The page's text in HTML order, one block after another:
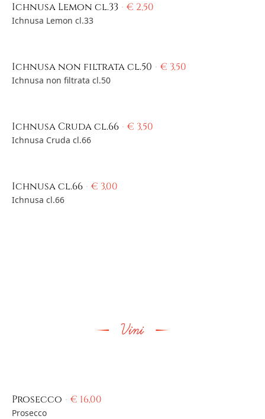
Ichnusa Lemon cl.33 € 2,50
Ichnusa Lemon cl.33
Ichnusa non filtrata cl.50 € 3,50
Ichnusa non filtrata cl.50
Ichnusa Cruda cl.66 € 3,50
Ichnusa Cruda cl.66
Ichnusa cl.66 € 3,00
Ichnusa cl.66
Prosecco € 16,00
Prosecco